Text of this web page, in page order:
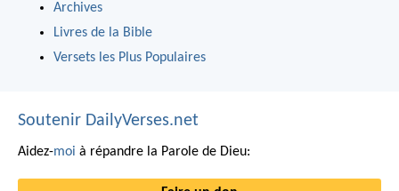
Archives
Livres de la Bible
Versets les Plus Populaires
Soutenir DailyVerses.net
Aidez-moi à répandre la Parole de Dieu: